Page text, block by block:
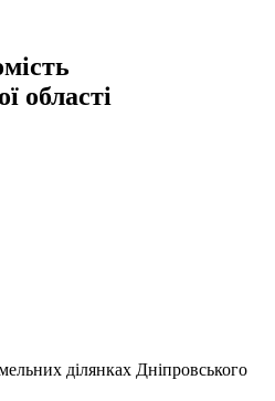
області
ділянках Дніпровського